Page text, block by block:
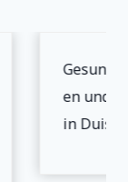
en und
in